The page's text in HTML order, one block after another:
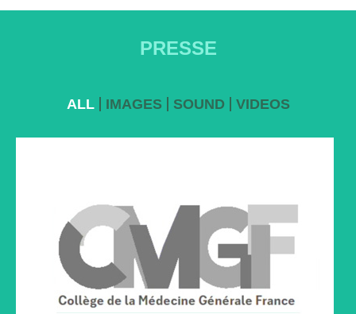
PRESSE
ALL IMAGES SOUND VIDEOS
THOT CURSUS
Pour voir la situation autrement : les cartes mentales
Cliquez sur le lien ci-dessous à droite pour lire l'article